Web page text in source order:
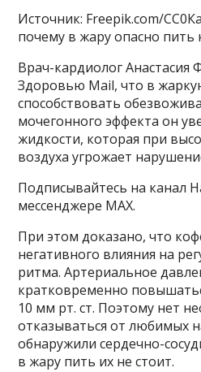
Источник: Freepik.com/
почему в жару опасно пить
Врач-кардиолог Анастасия
Здоровью Mail, что в
способствовать
мочегонного эффекта он
жидкости, которая при
воздуха угрожает
Подписывайтесь на канал
мессенджере MAX.
При этом доказано, что
негативного влияния на
ритма. Артериальное
кратковременно
10 мм рт. ст. Поэтому нет
отказываться от любимых
обнаружили сердечно-
в жару пить их не стоит.